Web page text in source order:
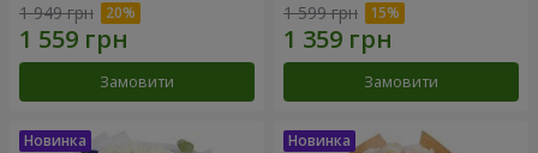
1 949 грн
Замовити
1 599 грн
Замовити